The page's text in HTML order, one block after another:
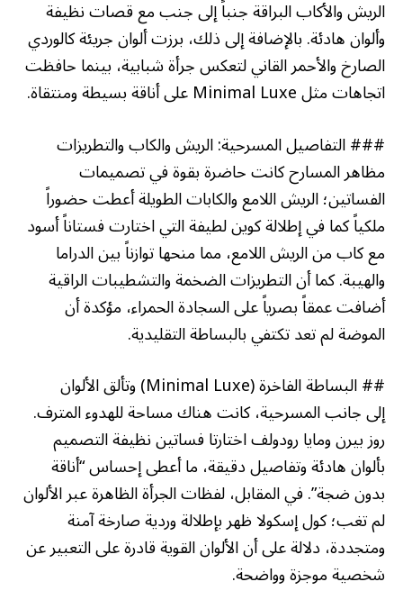
الريش والأكاب البراقة جنباً إلى جنب مع قصات نظيفة
وألوان هادئة. بالإضافة إلى ذلك، برزت ألوان جريئة كالوردي
الصارخ والأحمر القاني لتعكس جرأة شبابية، بينما حافظت
اتجاهات مثل Minimal Luxe على أناقة بسيطة ومنتقاة.
### التفاصيل المسرحية: الريش والكاب والتطريزات
مظاهر المسارح كانت حاضرة بقوة في تصميمات
الفساتين؛ الريش اللامع والكابات الطويلة أعطت حضوراً
ملكياً كما في إطلالة كوين لطيفة التي اختارت فستاناً أسود
مع كاب من الريش اللامع، مما منحها توازناً بين الدراما
والهيبة. كما أن التطريزات الضخمة والتشطيبات الراقية
أضافت عمقاً بصرياً على السجادة الحمراء، مؤكدة أن
الموضة لم تعد تكتفي بالبساطة التقليدية.
## البساطة الفاخرة (Minimal Luxe) وتألق الألوان
إلى جانب المسرحية، كانت هناك مساحة للهدوء المترف.
روز بيرن ومايا رودولف اختارتا فساتين نظيفة التصميم
بألوان هادئة وتفاصيل دقيقة، ما أعطى إحساس “أناقة
بدون ضجة”. في المقابل، لفظات الجرأة الظاهرة عبر الألوان
لم تغب؛ كول إسكولا ظهر بإطلالة وردية صارخة آمنة
ومتجددة، دلالة على أن الألوان القوية قادرة على التعبير عن
شخصية موجزة وواضحة.